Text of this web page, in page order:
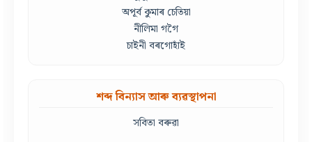
অপূৰ্ব কুমাৰ চেতিয়া
নীলিমা গগৈ
চাইনী বৰগোহাঁই
শব্দ বিন্যাস আৰু ব্যৱস্থাপনা
সবিতা বৰুৱা